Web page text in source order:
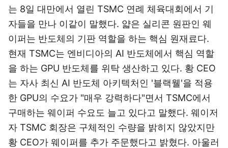
는 8일 대만에서 열린 TSMC 연례 체육대회에서 기
자들을 만나 이같이 말했다. 얇은 실리콘 원판인 웨
이퍼는 반도체의 기판 역할을 하는 핵심 원재료다.
현재 TSMC는 엔비디아의 AI 반도체에서 핵심 역할
을 하는 GPU 반도체를 위탁 생산하고 있다. 황 CEO
는 자사 최신 AI 반도체 아키텍처인 '블랙웰'을 적용
한 GPU의 수요가 "매우 강력하다"면서 TSMC에서
구매하는 웨이퍼 수요도 늘고 있다고 말했다. 웨이저
자 TSMC 회장은 구체적인 수량을 밝히지 않았지만
황 CEO가 웨이퍼를 추가 주문했다고 밝혔다. 아울러